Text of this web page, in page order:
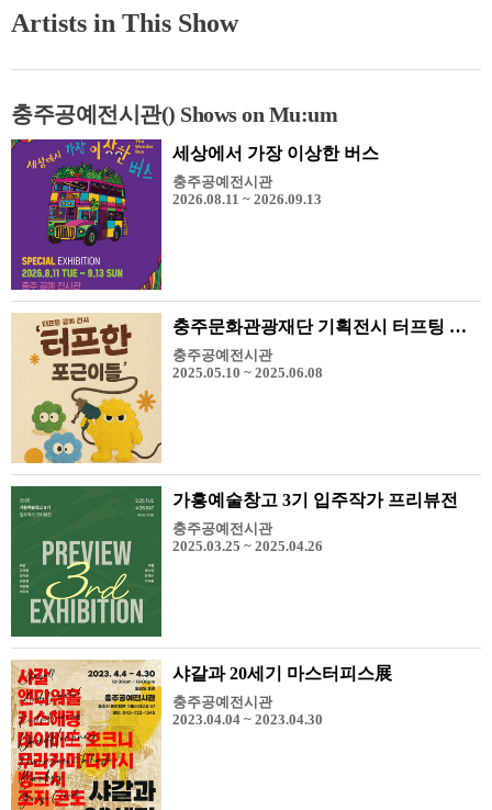
Artists in This Show
충주공예전시관() Shows on Mu:um
세상에서 가장 이상한 버스
충주공예전시관
2026.08.11 ~ 2026.09.13
충주문화관광재단 기획전시 터프팅 공예전 '터프한 포근이들'
충주공예전시관
2025.05.10 ~ 2025.06.08
가흥예술창고 3기 입주작가 프리뷰전
충주공예전시관
2025.03.25 ~ 2025.04.26
샤갈과 20세기 마스터피스展
충주공예전시관
2023.04.04 ~ 2023.04.30